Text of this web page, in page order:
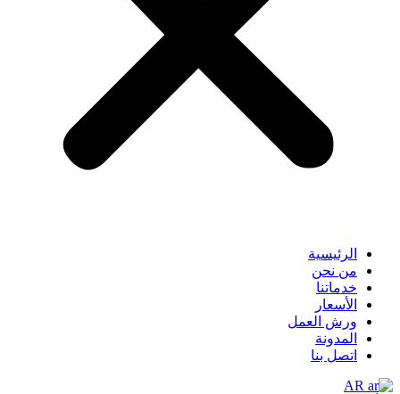
الرئيسية
من نحن
خدماتنا
الأسعار
ورش العمل
المدونة
اتصل بنا
AR